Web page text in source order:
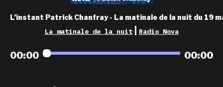
nova aime
les grilles
playlists
L’instant Patrick Chanfray - La matinale de la nuit du 19
La matinale de la nuit Radio Nova
00:00 00:00